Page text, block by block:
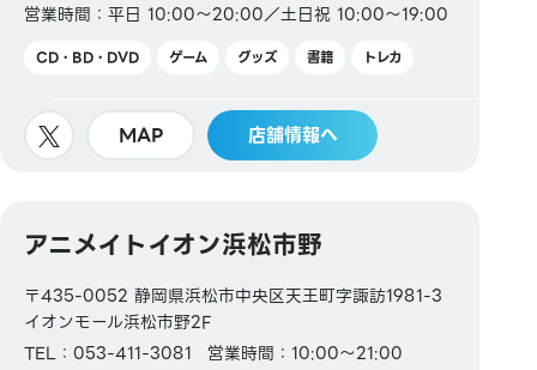
営業時間：平日 10:00～20:00／土日祝 10:00～19:00
CD・BD・DVD ゲーム グッズ 書籍 トレカ
MAP 店舗情報へ
アニメイトイオン浜松市野
〒435-0052 静岡県浜松市中央区天王町字諏訪1981-3
イオンモール浜松市野2F
TEL：053-411-3081
営業時間：10:00～21:00